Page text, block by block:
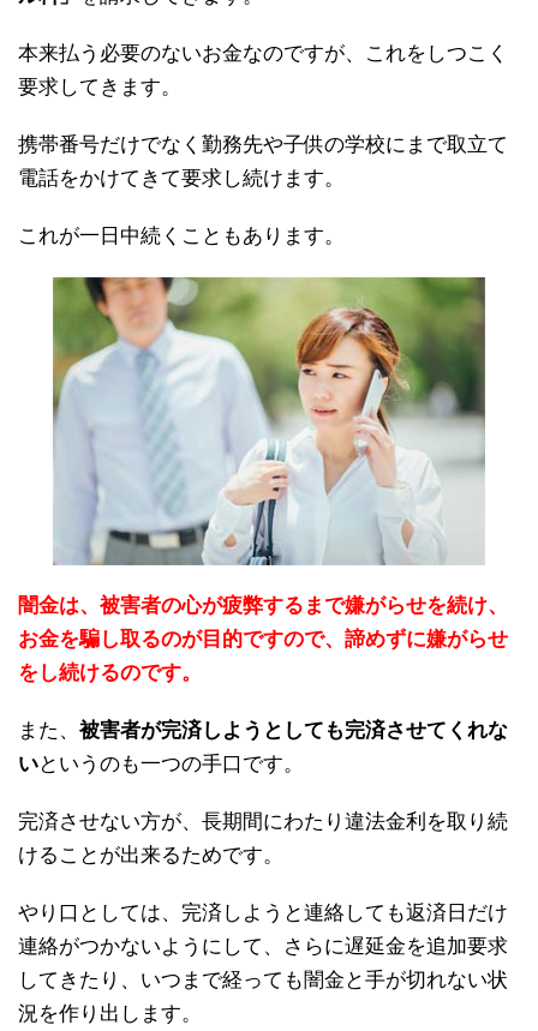
本来払う必要のないお金なのですが、これをしつこく
要求してきます。
携帯番号だけでなく勤務先や子供の学校にまで取立て
電話をかけてきて要求し続けます。
これが一日中続くこともあります。
闇金は、被害者の心が疲弊するまで嫌がらせを続け、
お金を騙し取るのが目的ですので、諦めずに嫌がらせ
をし続けるのです。
また、 被害者が完済しようとしても完済させてくれな
いというのも一つの手口です。
完済させない方が、長期間にわたり違法金利を取り続
けることが出来るためです。
やり口としては、完済しようと連絡しても返済日だけ
連絡がつかないようにして、さらに遅延金を追加要求
してきたり、いつまで経っても闇金と手が切れない状
況を作り出します。